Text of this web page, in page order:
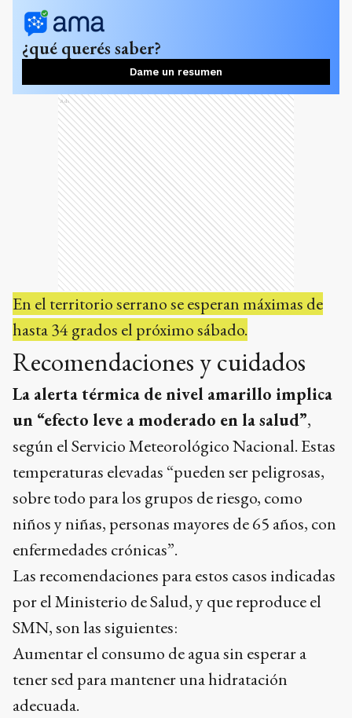
¿qué querés saber?
Dame un resumen
Ads
En el territorio serrano se esperan máximas de
hasta 34 grados el próximo sábado.
Recomendaciones y cuidados
La alerta térmica de nivel amarillo implica
un “efecto leve a moderado en la salud”,
según el Servicio Meteorológico Nacional. Estas
temperaturas elevadas “pueden ser peligrosas,
sobre todo para los grupos de riesgo, como
niños y niñas, personas mayores de 65 años, con
enfermedades crónicas”.
Las recomendaciones para estos casos indicadas
por el Ministerio de Salud, y que reproduce el
SMN, son las siguientes:
Aumentar el consumo de agua sin esperar a
tener sed para mantener una hidratación
adecuada.